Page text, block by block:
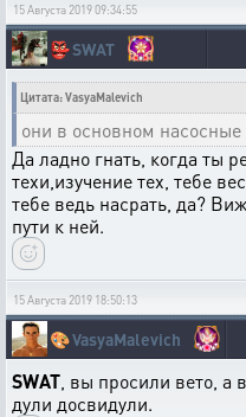
15 Августа 2019 09:34:55
👺SWAT
Цитата: VasyaMalevich
они в основном насосные
Да ладно гнать, когда ты
техи,изучение тех, тебе
тебе ведь насрать, да?
пути к ней.
15 Августа 2019 18:50:13
🎨VasyaMalevich
SWAT , вы просили вето, а
дули досвидули.